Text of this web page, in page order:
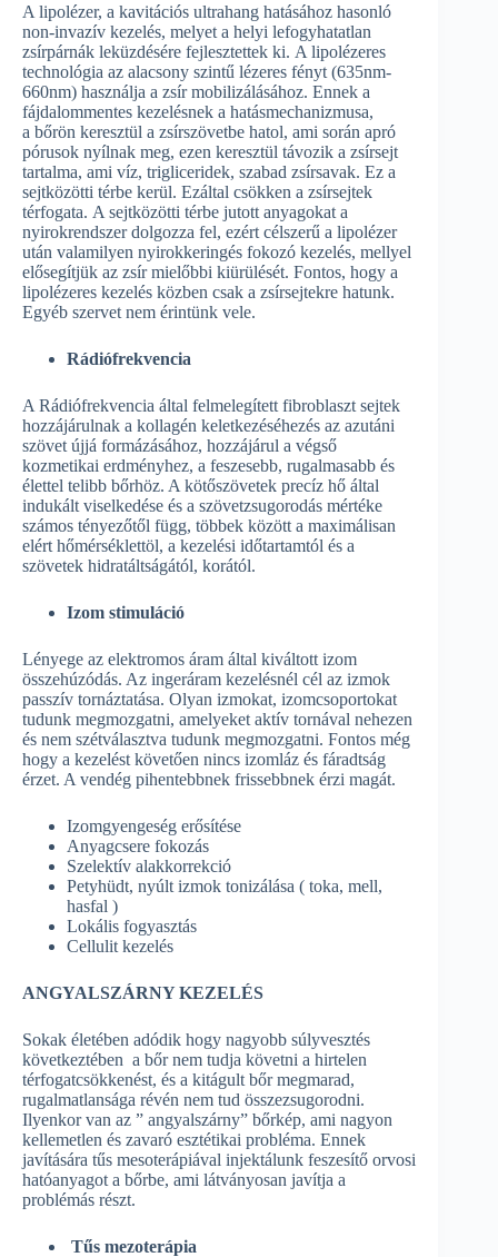
A lipolézer, a kavitációs ultrahang hatásához hasonló
non-invazív kezelés, melyet a helyi lefogyhatatlan
zsírpárnák leküzdésére fejlesztettek ki. A lipolézeres
technológia az alacsony szintű lézeres fényt (635nm-
660nm) használja a zsír mobilizálásához. Ennek a
fájdalommentes kezelésnek a hatásmechanizmusa,
a bőrön keresztül a zsírszövetbe hatol, ami során apró
pórusok nyílnak meg, ezen keresztül távozik a zsírsejt
tartalma, ami víz, trigliceridek, szabad zsírsavak. Ez a
sejtközötti térbe kerül. Ezáltal csökken a zsírsejtek
térfogata. A sejtközötti térbe jutott anyagokat a
nyirokrendszer dolgozza fel, ezért célszerű a lipolézer
után valamilyen nyirokkeringés fokozó kezelés, mellyel
elősegítjük az zsír mielőbbi kiürülését. Fontos, hogy a
lipolézeres kezelés közben csak a zsírsejtekre hatunk.
Egyéb szervet nem érintünk vele.
Rádiófrekvencia
A Rádiófrekvencia által felmelegített fibroblaszt sejtek
hozzájárulnak a kollagén keletkezéséhezés az azutáni
szövet újjá formázásához, hozzájárul a végső
kozmetikai erdményhez, a feszesebb, rugalmasabb és
élettel telibb bőrhöz. A kötőszövetek precíz hő által
indukált viselkedése és a szövetzsugorodás mértéke
számos tényezőtől függ, többek között a maximálisan
elért hőmérséklettöl, a kezelési időtartamtól és a
szövetek hidratáltságától, korától.
Izom stimuláció
Lényege az elektromos áram által kiváltott izom
összehúzódás. Az ingeráram kezelésnél cél az izmok
passzív tornáztatása. Olyan izmokat, izomcsoportokat
tudunk megmozgatni, amelyeket aktív tornával nehezen
és nem szétválasztva tudunk megmozgatni. Fontos még
hogy a kezelést követően nincs izomláz és fáradtság
érzet. A vendég pihentebbnek frissebbnek érzi magát.
Izomgyengeség erősítése
Anyagcsere fokozás
Szelektív alakkorrekció
Petyhüdt, nyúlt izmok tonizálása ( toka, mell,
hasfal )
Lokális fogyasztás
Cellulit kezelés
ANGYALSZÁRNY KEZELÉS
Sokak életében adódik hogy nagyobb súlyvesztés
következtében a bőr nem tudja követni a hirtelen
térfogatcsökkenést, és a kitágult bőr megmarad,
rugalmatlansága révén nem tud összezsugorodni.
Ilyenkor van az ” angyalszárny” bőrkép, ami nagyon
kellemetlen és zavaró esztétikai probléma. Ennek
javítására tűs mesoterápiával injektálunk feszesítő orvosi
hatóanyagot a bőrbe, ami látványosan javítja a
problémás részt.
Tűs mezoterápia